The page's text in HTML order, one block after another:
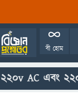
বী হোম
220v AC এবং